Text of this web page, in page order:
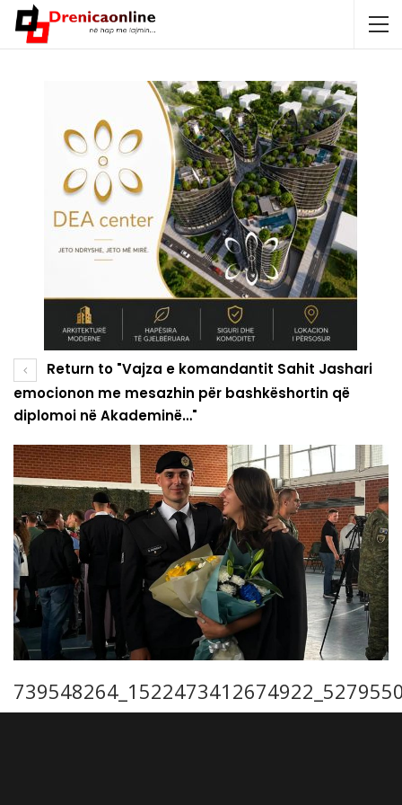
Return to "Vajza e komandantit Sahit Jashari
emocionon me mesazhin për bashkëshortin që
diplomoi në Akademinë…"